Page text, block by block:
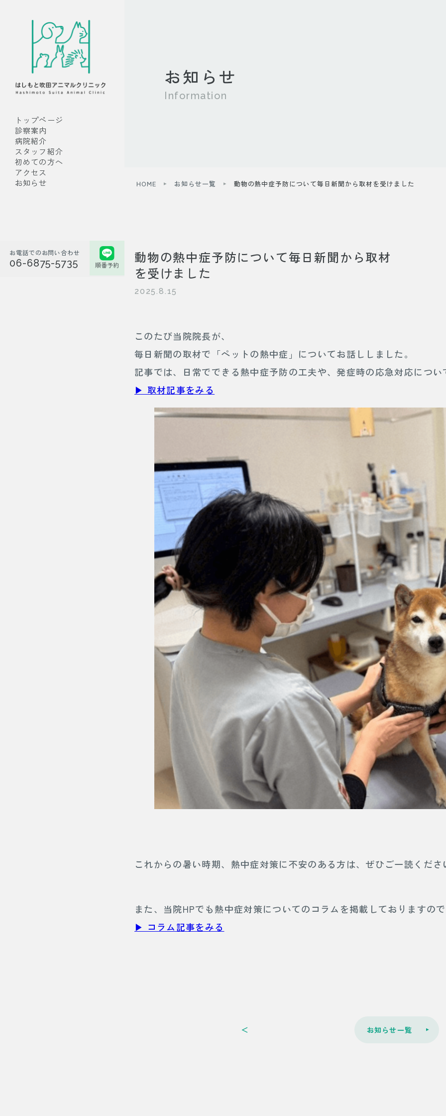
トップページ
診察案内
病院紹介
スタッフ紹介
初めての方へ
アクセス
お知らせ
お電話でのお問い合わせ
06-6875-5735 順番予約
お知らせ
Information
HOME お知らせ一覧 動物の熱中症予防について毎日新聞から取材を受けました
動物の熱中症予防について毎日新聞から取材
を受けました
2025.8.15
このたび当院院長が、
毎日新聞の取材で「ペットの熱中症」についてお話ししました。
記事では、日常でできる熱中症予防の工夫や、発症時の応急対応につ
▶︎ 取材記事をみる
これからの暑い時期、熱中症対策に不安のある方は、ぜひご一読くださ
また、当院HPでも熱中症対策についてのコラムを掲載しておりますの
▶︎ コラム記事をみる
＜ お知らせ一覧